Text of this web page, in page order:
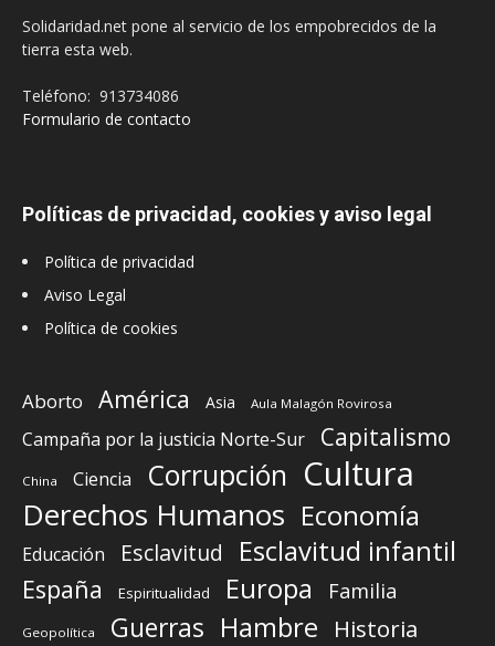
Solidaridad.net pone al servicio de los empobrecidos de la
tierra esta web.
Teléfono: 913734086
Formulario de contacto
Políticas de privacidad, cookies y aviso legal
Política de privacidad
Aviso Legal
Política de cookies
Aborto América Asia Aula Malagón Rovirosa
Campaña por la justicia Norte-Sur Capitalismo
China Ciencia Corrupción Cultura
Derechos Humanos Economía
Educación Esclavitud Esclavitud infantil
España Espiritualidad Europa Familia
Geopolítica Guerras Hambre Historia